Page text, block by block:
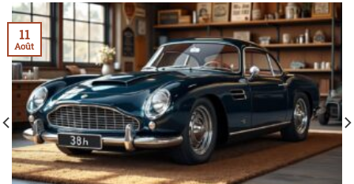
11
Août